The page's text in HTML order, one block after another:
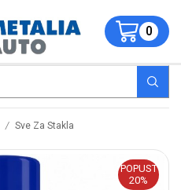
0
/ Sve Za Stakla
POPUST
20%